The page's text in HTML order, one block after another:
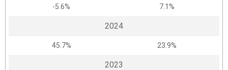
-5.6% 7.1%
2024
45.7% 23.9%
2023